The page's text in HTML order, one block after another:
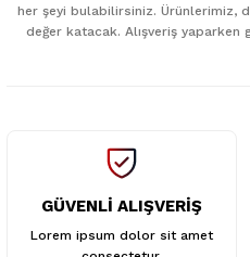
her şeyi bulabilirsiniz. Ürünlerimiz,
değer katacak. Alışveriş
GÜVENLİ ALIŞVERİŞ
Lorem ipsum dolor sit amet